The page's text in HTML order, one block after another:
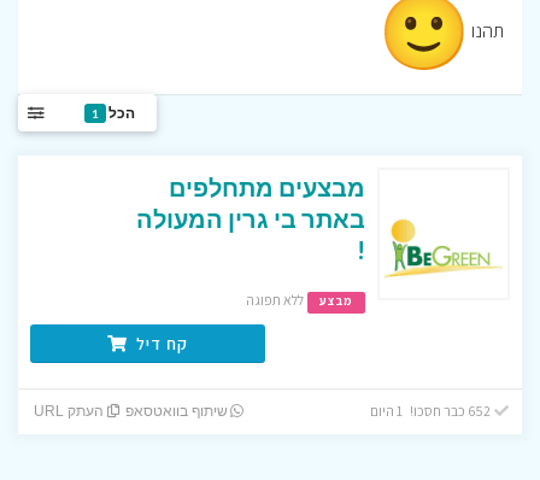
תהנו
הכל 1
מבצעים מתחלפים
באתר בי גרין המעולה
!
מבצע ללא תפוגה
קח דיל
שיתוף בוואטסאפ העתק URL